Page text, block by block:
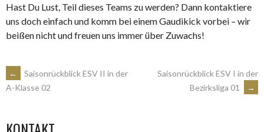
Hast Du Lust, Teil dieses Teams zu werden? Dann kontaktiere
uns doch einfach und komm bei einem Gaudikick vorbei – wir
beißen nicht und freuen uns immer über Zuwachs!
ARTIKEL-
←
Saisonrückblick ESV II in der
A-Klasse 02
Saisonrückblick ESV I in der
Bezirksliga 01
→